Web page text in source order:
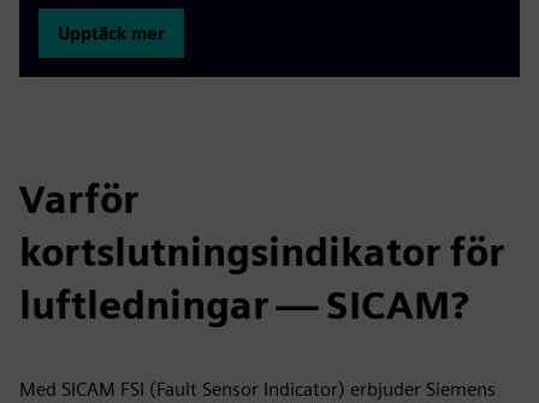
Upptäck mer
Varför
kortslutningsindikator för
luftledningar — SICAM?
Med SICAM FSI (Fault Sensor Indicator) erbjuder Siemens